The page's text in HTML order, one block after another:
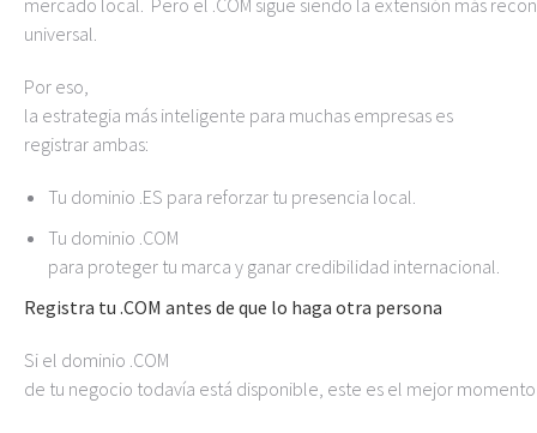
mercado local. Pero el .COM sigue siendo la extensión más
universal.
Por eso,
la estrategia más inteligente para muchas empresas es
registrar ambas:
Tu dominio .ES para reforzar tu presencia local.
Tu dominio .COM
para proteger tu marca y ganar credibilidad internacional.
Registra tu .COM antes de que lo haga otra persona
Si el dominio .COM
de tu negocio todavía está disponible, este es el mejor